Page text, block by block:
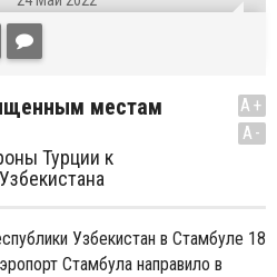
местам
Турции к
A+
A-
Узбекистан в Стамбуле 18
Стамбула направило в